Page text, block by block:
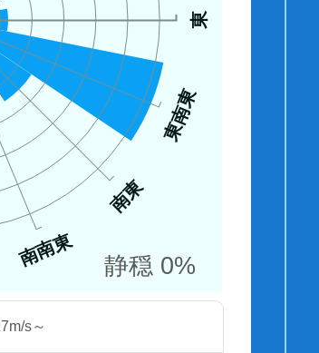
東
東南東
南東
南南東 静穏 0%
s～